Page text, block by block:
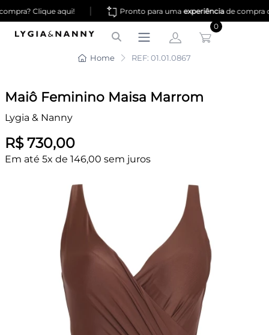
Clique aqui! Pronto para umaexperiênciade compra
0
Home REF: 01.01.0867
Maiô Feminino Maisa Marrom
Lygia & Nanny
R$ 730,00
Em até 5x de 146,00 sem juros